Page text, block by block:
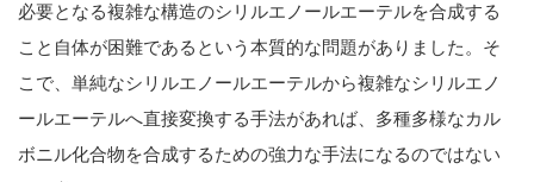
必要となる複雑な構造のシリルエノールエーテルを合成する
こと自体が困難であるという本質的な問題がありました。そ
こで、単純なシリルエノールエーテルから複雑なシリルエノ
ールエーテルへ直接変換する手法があれば、多種多様なカル
ボニル化合物を合成するための強力な手法になるのではない